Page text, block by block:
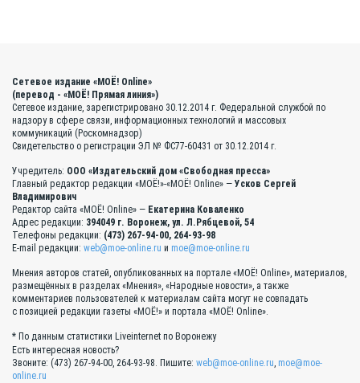
Сетевое издание «МОЁ! Online»
(перевод - «МОЁ! Прямая линия»)
Сетевое издание, зарегистрировано 30.12.2014 г. Федеральной службой по
надзору в сфере связи, информационных технологий и массовых
коммуникаций (Роскомнадзор)
Свидетельство о регистрации ЭЛ № ФС77-60431 от 30.12.2014 г.
Учредитель: ООО «Издательский дом «Свободная пресса»
Главный редактор редакции «МОЁ!»-«МОЁ! Online» — Усков Сергей
Владимирович
Редактор сайта «МОЁ! Online» — Екатерина Коваленко
Адрес редакции: 394049 г. Воронеж, ул. Л.Рябцевой, 54
Телефоны редакции: (473) 267-94-00, 264-93-98
E-mail редакции: web@moe-online.ru и moe@moe-online.ru
Мнения авторов статей, опубликованных на портале «МОЁ! Online», материалов,
размещённых в разделах «Мнения», «Народные новости», а также
комментариев пользователей к материалам сайта могут не совпадать
с позицией редакции газеты «МОЁ!» и портала «МОЁ! Online».
* По данным статистики Liveinternet по Воронежу
Есть интересная новость?
Звоните: (473) 267-94-00, 264-93-98. Пишите: web@moe-online.ru, moe@moe-
online.ru